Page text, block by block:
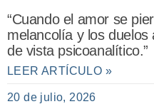
“Cuando el amor se
melancolía y los
de vista psicoanalítico.”
LEER ARTÍCULO »
20 de julio, 2026